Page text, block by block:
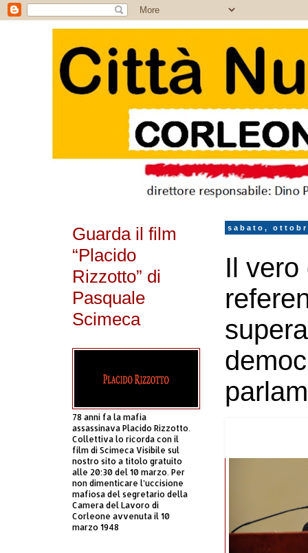
sabato,
Il vero
Guarda il film
“Placido
Rizzotto” di
Pasquale
Scimeca
78 anni fa la mafia
assassinava Placido Rizzotto.
Collettiva lo ricorda con il
film di Scimeca Visibile sul
nostro sito a titolo gratuito
alle 20:30 del 10 marzo. Per
non dimenticare l’uccisione
mafiosa del segretario della
Camera del Lavoro di
Corleone avvenuta il 10
marzo 1948